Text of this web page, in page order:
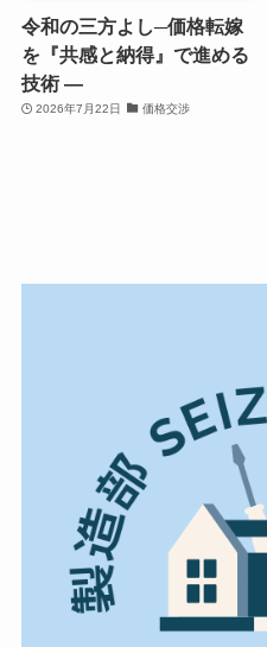
令和の三方よし─価格転嫁
を『共感と納得』で進める
技術 ―
2026年7月22日 価格交渉